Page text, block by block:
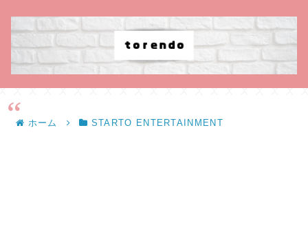
ホーム STARTO ENTERTAINMENT